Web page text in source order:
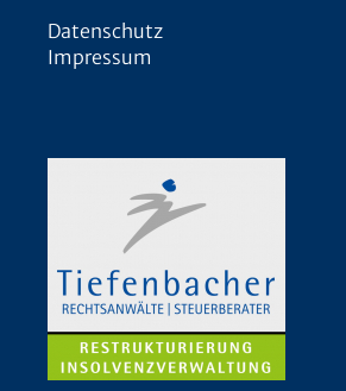
Datenschutz
Impressum